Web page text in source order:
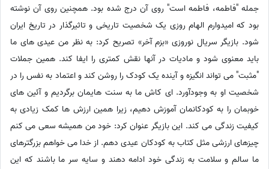
جمله "فاطمه، فاطمه است" روی آن درج شده بود. همچنین روی آن نوشته
بود که امیدوارم الهام روزی یک شخصیت تاریخی و تاثیرگذار در تاریخ ایران
شود. بازیگر سریال نوروزی «بزم آخر» تصریح کرد: به نظر من عیدی های ما
باید معنوی شود و مادیات در آنها نقش کمتری را ایفا کند. همین جملات
"مثبت" می تواند انگیزه و آینده یک کودک را روشن کند و اعتماد به نفس را در
شخصیت او به وجود‌آورد. ای کاش ما به سنت هایمان برگردیم و آئین های
خوبمان را به کودکانمان آموزش دهیم، زیرا همین ارزش ها کمک زیادی به
کیفیت زندگی می کند. این بازیگر عنوان کرد: خود من همیشه سعی می کنم
چیزهای ارزشی مثل کتاب به کودکان عیدی دهم. از خدا می خواهم بزرگترهای
ما سالم و سلامت به زندگی خود ادامه دهند و سایه سر ما باشند که این